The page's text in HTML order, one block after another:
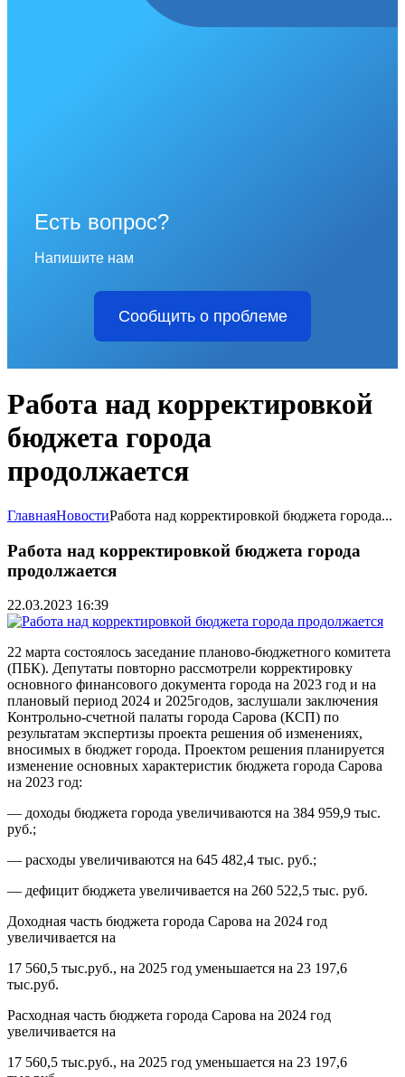
Есть вопрос?
Напишите нам
Сообщить о проблеме
Работа над корректировкой
бюджета города
продолжается
ГлавнаяНовостиРабота над корректировкой бюджета города...
Работа над корректировкой бюджета города
продолжается
22.03.2023 16:39
22 марта состоялось заседание планово-бюджетного комитета
(ПБК). Депутаты повторно рассмотрели корректировку
основного финансового документа города на 2023 год и на
плановый период 2024 и 2025годов, заслушали заключения
Контрольно-счетной палаты города Сарова (КСП) по
результатам экспертизы проекта решения об изменениях,
вносимых в бюджет города. Проектом решения планируется
изменение основных характеристик бюджета города Сарова
на 2023 год:
— доходы бюджета города увеличиваются на 384 959,9 тыс.
руб.;
— расходы увеличиваются на 645 482,4 тыс. руб.;
— дефицит бюджета увеличивается на 260 522,5 тыс. руб.
Доходная часть бюджета города Сарова на 2024 год
увеличивается на
17 560,5 тыс.руб., на 2025 год уменьшается на 23 197,6
тыс.руб.
Расходная часть бюджета города Сарова на 2024 год
увеличивается на
17 560,5 тыс.руб., на 2025 год уменьшается на 23 197,6